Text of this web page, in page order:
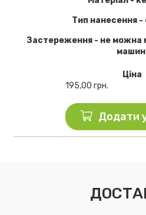
Тип нанесення -
Застереження - не можна
Ціна
195,00 грн.
Додати